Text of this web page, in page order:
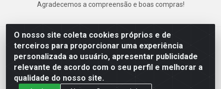
O nosso site coleta cookies próprios e de
terceiros para proporcionar uma experiência
personalizada ao usuário, apresentar publicidade
relevante de acordo com o seu perfil e melhorar a
qualidade do nosso site.
Agradecemos a compreensão e boas compras!
Deskontão Atacado - Av. Marechal Mascarenhas de Morais, 2471 -
Imbiribeira - Recife/PE - CEP 51.150-001 - CNPJ 24.150.377/0003-
57